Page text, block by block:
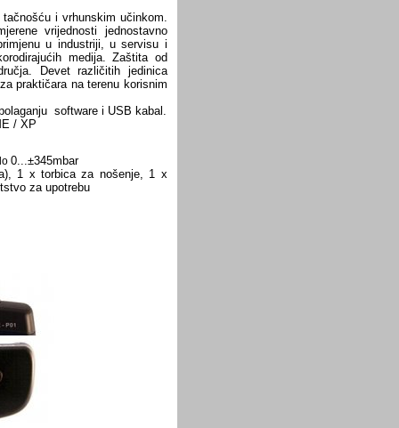
i vrhunskim učinkom.
vrijednosti jednostavno
u industriji, u servisu i
medija. Zaštita od
Devet različitih jedinica
praktičara na terenu korisnim
software i USB kabal.
/ XP
0...±345mbar
1 x torbica za nošenje, 1 x
za upotrebu